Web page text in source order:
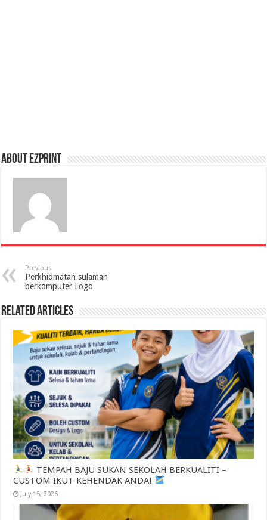
About Ezprint
Previous
Perkhidmatan sulaman
berkomputer Logo
Related Articles
TEMPAH BAJU SUKAN SEKOLAH BERKUALITI –
CUSTOM IKUT KEHENDAK ANDA!
July 15, 2026